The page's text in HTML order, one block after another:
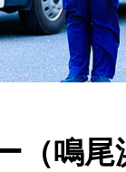
初は大型
じています
（鳴尾